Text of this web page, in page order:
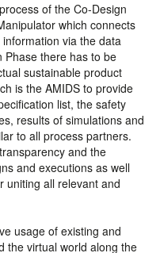
of the Co-Design
which connects
via the data
Phase there has to be
sustainable product
is the AMIDS to provide
list, the safety
results of simulations and
to all process partners.
and the
and executions as well
uniting all relevant and
usage of existing and
the virtual world along the